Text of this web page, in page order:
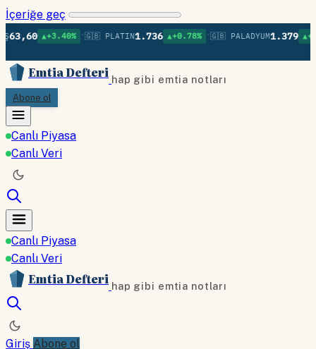
İçeriğe geç
▲+3.40% •🇬🇧 PLATIN1.736 ▲+0.78% •🇬🇧 PALADYUM1.379 ▲+0.75% •
Emtia Defteri hap gibi emtia notları
Abone ol
Canlı Piyasa
Canlı Veri
Canlı Piyasa
Canlı Veri
Emtia Defteri hap gibi emtia notları
Giriş Abone ol